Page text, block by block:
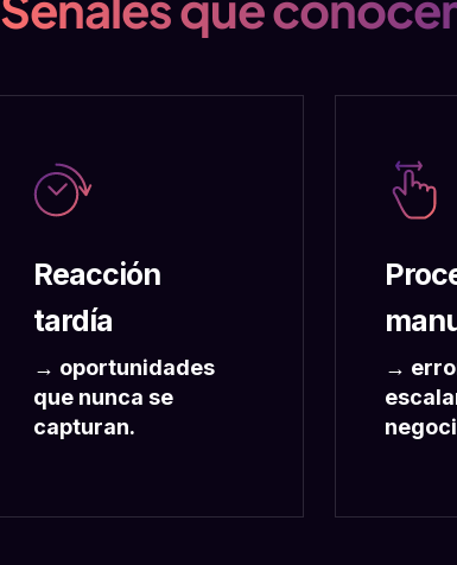
Reacción
tardía
→ oportunidades
que nunca se
capturan.
→